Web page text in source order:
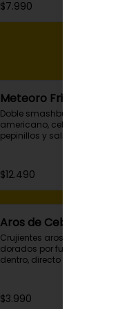
$7.990
Meteoro Fries
Doble smashburger, triple queso
americano, cebolla crispy,
pepinillos y salsa Obni sobre
$12.490
Aros de Cebolla
Crujientes aros de cebolla,
dorados por fuera y tiernos por
dentro, directo desde otra
$3.990